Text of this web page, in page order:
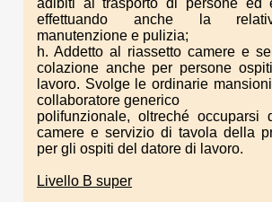
effettuando anche la
manutenzione e pulizia;
h. Addetto al riassetto camere e
colazione anche per persone
lavoro. Svolge le ordinarie
collaboratore generico
polifunzionale, oltreché occuparsi
camere e servizio di tavola della
per gli ospiti del datore di lavoro.
Livello B super